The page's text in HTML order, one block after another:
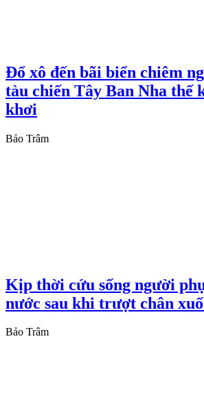
Đổ xô đến bãi biển chiêm
tàu chiến Tây Ban Nha thế
khơi
Bảo Trâm
Kịp thời cứu sống người
nước sau khi trượt chân
Bảo Trâm